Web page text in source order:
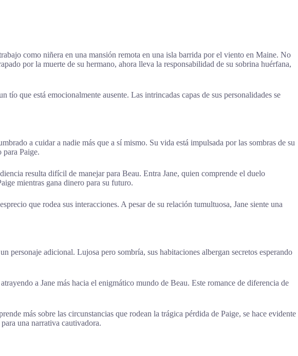
como niñera en una mansión remota en una isla barrida por el viento en Maine. No
por la muerte de su hermano, ahora lleva la responsabilidad de su sobrina huérfana,
que está emocionalmente ausente. Las intrincadas capas de sus personalidades se
a cuidar a nadie más que a sí mismo. Su vida está impulsada por las sombras de su
para Paige.
resulta difícil de manejar para Beau. Entra Jane, quien comprende el duelo
mientras gana dinero para su futuro.
que rodea sus interacciones. A pesar de su relación tumultuosa, Jane siente una
personaje adicional. Lujosa pero sombría, sus habitaciones albergan secretos esperando
a Jane más hacia el enigmático mundo de Beau. Este romance de diferencia de
más sobre las circunstancias que rodean la trágica pérdida de Paige, se hace evidente
una narrativa cautivadora.